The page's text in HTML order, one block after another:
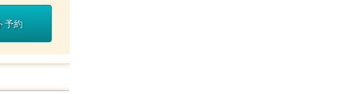
予約